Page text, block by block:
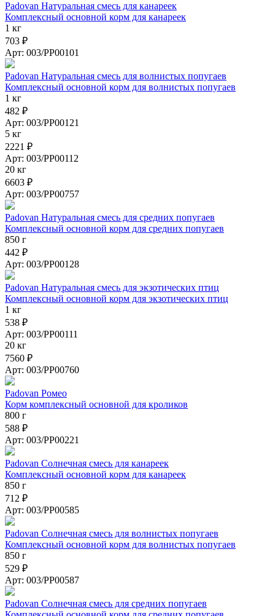
Padovan Натуральная смесь для канареек
Комплексный основной корм для канареек
1 кг
703 ₽
Арт: 003/PP00101
Padovan Натуральная смесь для волнистых попугаев
Комплексный основной корм для волнистых попугаев
1 кг
482 ₽
Арт: 003/PP00121
5 кг
2221 ₽
Арт: 003/PP00112
20 кг
6603 ₽
Арт: 003/PP00757
Padovan Натуральная смесь для средних попугаев
Комплексный основной корм для средних попугаев
850 г
442 ₽
Арт: 003/PP00128
Padovan Натуральная смесь для экзотических птиц
Комплексный основной корм для экзотических птиц
1 кг
538 ₽
Арт: 003/PP00111
20 кг
7560 ₽
Арт: 003/PP00760
Padovan Ромео
Корм комплексный основной для кроликов
800 г
588 ₽
Арт: 003/PP00221
Padovan Солнечная смесь для канареек
Комплексный основной корм для канареек
850 г
712 ₽
Арт: 003/PP00585
Padovan Солнечная смесь для волнистых попугаев
Комплексный основной корм для волнистых попугаев
850 г
529 ₽
Арт: 003/PP00587
Padovan Солнечная смесь для средних попугаев